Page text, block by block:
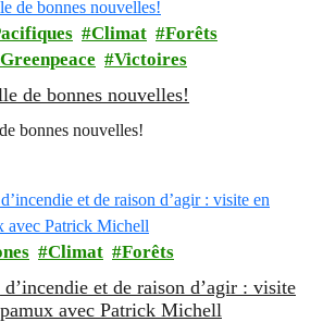
Climat
Forêts
Victoires
de bonnes nouvelles!
bonnes nouvelles!
Climat Forêts
et de raison d’agir : visite
avec Patrick Michell